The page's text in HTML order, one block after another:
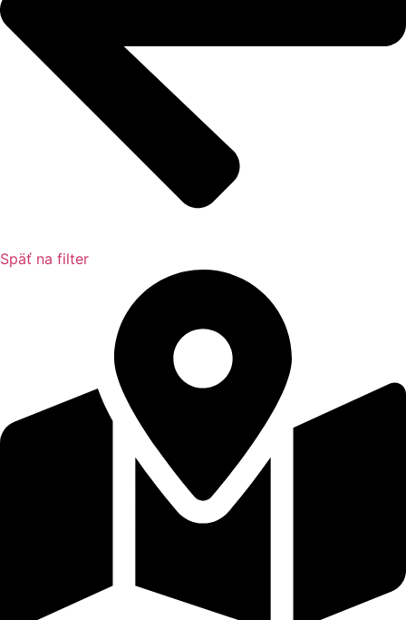
Späť na filter